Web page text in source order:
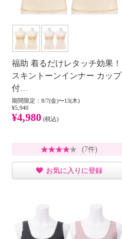
福助 着るだけレタッチ効果！
スキントーンインナー カップ
付…
期間限定：8/7(金)〜13(木)
¥5,940
¥4,980 (税込)
(7件)
お気に入りに登録